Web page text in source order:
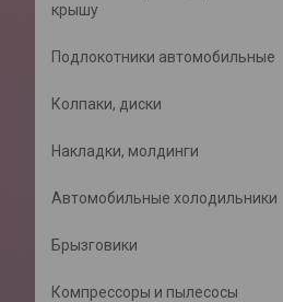
крышу
Подлокотники автомобильные
Колпаки, диски
Накладки, молдинги
Автомобильные холодильники
Брызговики
Компрессоры и пылесосы